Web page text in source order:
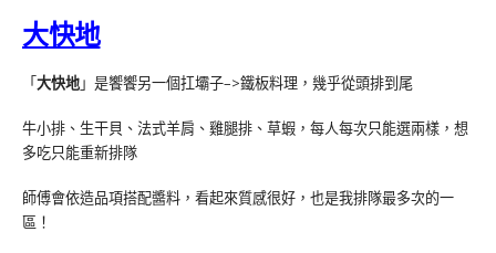
大快地
「大快地」是饗饗另一個扛壩子–>鐵板料理，幾乎從頭排到尾
牛小排、生干貝、法式羊肩、雞腿排、草蝦，每人每次只能選兩樣，想
多吃只能重新排隊
師傅會依造品項搭配醬料，看起來質感很好，也是我排隊最多次的一
區！